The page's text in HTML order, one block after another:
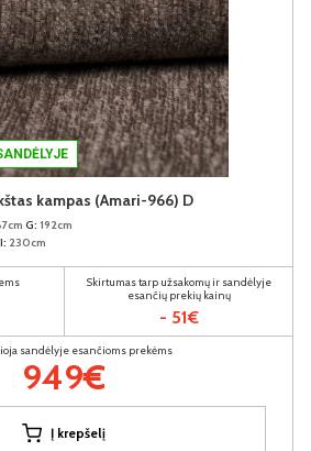
kampas (Amari-966) D
G: 192cm
I: 230cm
Skirtumas tarp užsakomų ir sandėlyje
esančių prekių kainų
- 51€
sandėlyje esančioms prekėms
949€
Į krepšelį